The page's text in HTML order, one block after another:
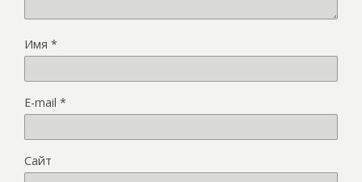
Имя *
E-mail *
Сайт